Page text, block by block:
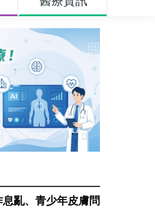
息亂、青少年皮膚問